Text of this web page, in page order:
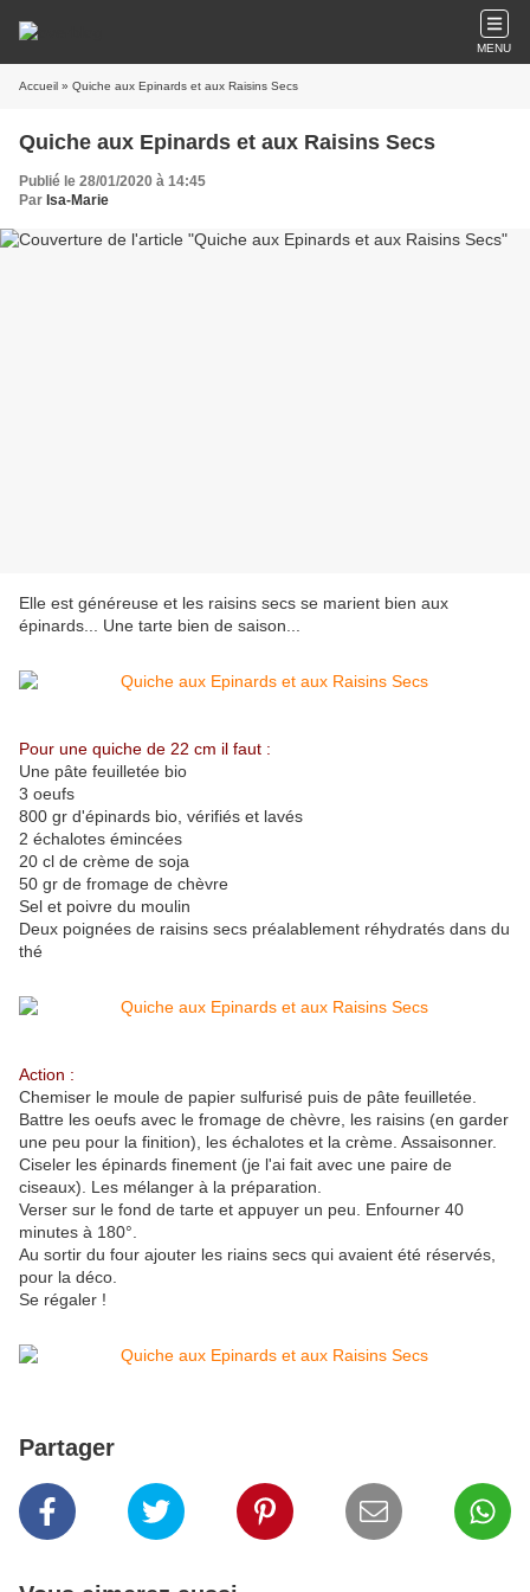
MENU
Accueil » Quiche aux Epinards et aux Raisins Secs
Quiche aux Epinards et aux Raisins Secs
Publié le 28/01/2020 à 14:45
Par Isa-Marie
Elle est généreuse et les raisins secs se marient bien aux
épinards... Une tarte bien de saison...
Pour une quiche de 22 cm il faut :
Une pâte feuilletée bio
3 oeufs
800 gr d'épinards bio, vérifiés et lavés
2 échalotes émincées
20 cl de crème de soja
50 gr de fromage de chèvre
Sel et poivre du moulin
Deux poignées de raisins secs préalablement réhydratés dans du
thé
Action :
Chemiser le moule de papier sulfurisé puis de pâte feuilletée.
Battre les oeufs avec le fromage de chèvre, les raisins (en garder
une peu pour la finition), les échalotes et la crème. Assaisonner.
Ciseler les épinards finement (je l'ai fait avec une paire de
ciseaux). Les mélanger à la préparation.
Verser sur le fond de tarte et appuyer un peu. Enfourner 40
minutes à 180°.
Au sortir du four ajouter les riains secs qui avaient été réservés,
pour la déco.
Se régaler !
Partager